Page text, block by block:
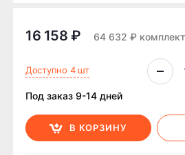
16 158 ₽ 64 632 ₽ комплект
Доступно 4 шт
Под заказ 9-14 дней
В КОРЗИНУ